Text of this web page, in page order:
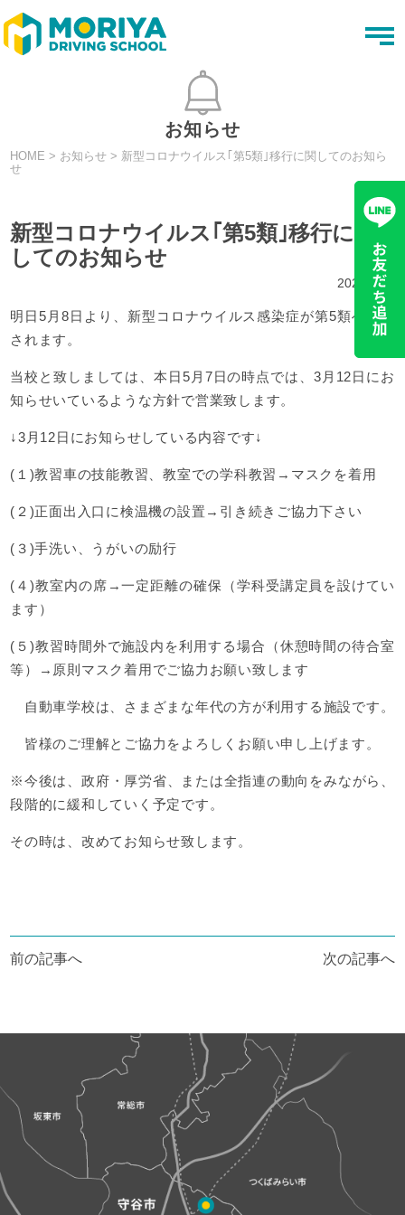
t
o
i
t
i
n
お知らせ
HOME > お知らせ > 新型コロナウイルス｢第5類｣移行に関してのお知ら
せ
新型コロナウイルス｢第5類｣移行に関
してのお知らせ
2023.05.7
明日5月8日より、新型コロナウイルス感染症が第5類へ移行
されます。
当校と致しましては、本日5月7日の時点では、3月12日にお
知らせいているような方針で営業致します。
↓3月12日にお知らせしている内容です↓
(１)教習車の技能教習、教室での学科教習→マスクを着用
(２)正面出入口に検温機の設置→引き続きご協力下さい
(３)手洗い、うがいの励行
(４)教室内の席→一定距離の確保（学科受講定員を設けてい
ます）
(５)教習時間外で施設内を利用する場合（休憩時間の待合室
等）→原則マスク着用でご協力お願い致します
自動車学校は、さまざまな年代の方が利用する施設です。
皆様のご理解とご協力をよろしくお願い申し上げます。
※今後は、政府・厚労省、または全指連の動向をみながら、
段階的に緩和していく予定です。
その時は、改めてお知らせ致します。
投
稿
シ
ョ
ン
前の記事へ 次の記事へ